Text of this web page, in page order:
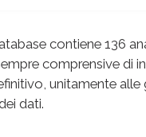
contiene 136
comprensive di
unitamente alle
dati.